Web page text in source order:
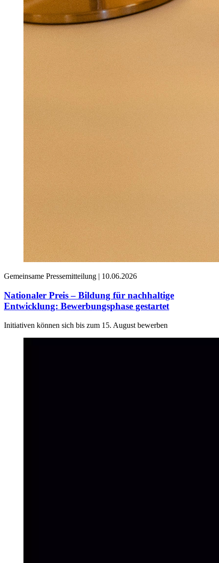
Gemeinsame Pressemitteilung | 10.06.2026
Nationaler Preis – Bildung für nachhaltige
Entwicklung: Bewerbungsphase gestartet
Initiativen können sich bis zum 15. August bewerben